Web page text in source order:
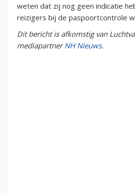
weten dat zij nog geen indicatie
reizigers bij de paspoortcontrole
Dit bericht is afkomstig van
mediapartnerNH Nieuws.